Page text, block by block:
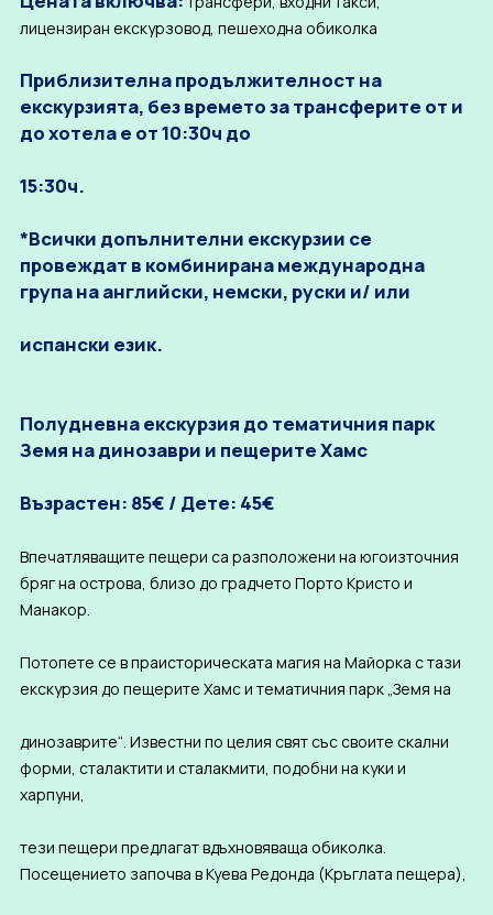
лицензиран екскурзовод, пешеходна обиколка
Приблизителна продължителност на
екскурзията, без времето за трансферите от и
до хотела е от 10:30ч до
15:30ч.
*Всички допълнителни екскурзии се
провеждат в комбинирана международна
група на английски, немски, руски и/ или
испански език.
Полудневна екскурзия до тематичния парк
Земя на динозаври и пещерите Хамс
Възрастен: 85€ / Дете: 45€
Впечатляващите пещери са разположени на югоизточния
бряг на острова, близо до градчето Порто Кристо и
Манакор.
Потопете се в праисторическата магия на Майорка с тази
екскурзия до пещерите Хамс и тематичния парк „Земя на
динозаврите“. Известни по целия свят със своите скални
форми, сталактити и сталакмити, подобни на куки и
харпуни,
тези пещери предлагат вдъхновяваща обиколка.
Посещението започва в Куева Редонда (Кръглата пещера),